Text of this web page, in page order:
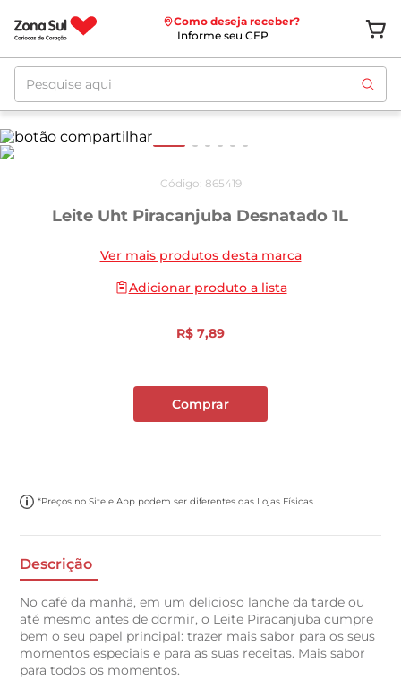
Como deseja receber?
Informe seu CEP
Pesquise aqui
Código: 865419
Leite Uht Piracanjuba Desnatado 1L
Ver mais produtos desta marca
Adicionar produto a lista
R$ 7,89
Comprar
*Preços no Site e App podem ser diferentes das Lojas Físicas.
Descrição
No café da manhã, em um delicioso lanche da tarde ou
até mesmo antes de dormir, o Leite Piracanjuba cumpre
bem o seu papel principal: trazer mais sabor para os seus
momentos especiais e para as suas receitas. Mais sabor
para todos os momentos.